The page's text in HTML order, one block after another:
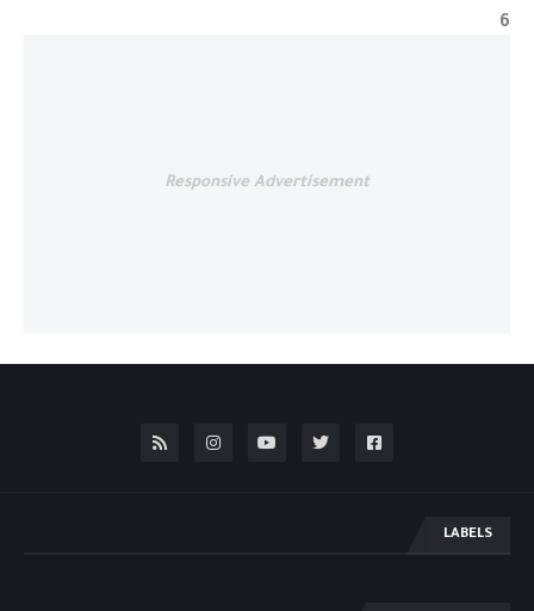
6
Responsive Advertisement
LABELS